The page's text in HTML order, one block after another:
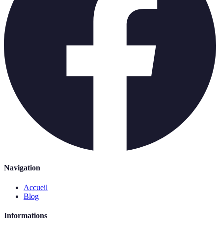
Navigation
Accueil
Blog
Informations